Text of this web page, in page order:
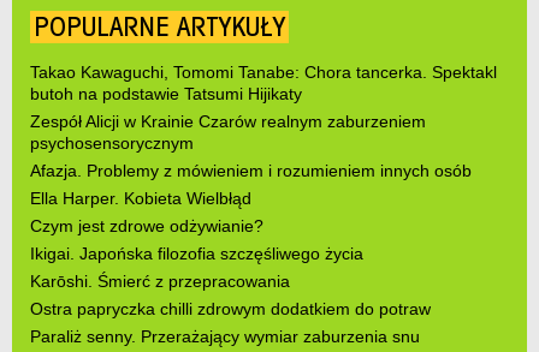
POPULARNE ARTYKUŁY
Takao Kawaguchi, Tomomi Tanabe: Chora tancerka. Spektakl
butoh na podstawie Tatsumi Hijikaty
Zespół Alicji w Krainie Czarów realnym zaburzeniem
psychosensorycznym
Afazja. Problemy z mówieniem i rozumieniem innych osób
Ella Harper. Kobieta Wielbłąd
Czym jest zdrowe odżywianie?
Ikigai. Japońska filozofia szczęśliwego życia
Karōshi. Śmierć z przepracowania
Ostra papryczka chilli zdrowym dodatkiem do potraw
Paraliż senny. Przerażający wymiar zaburzenia snu